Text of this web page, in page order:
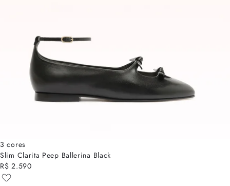
3 cores
Slim Clarita Peep Ballerina Black
R$ 2.590